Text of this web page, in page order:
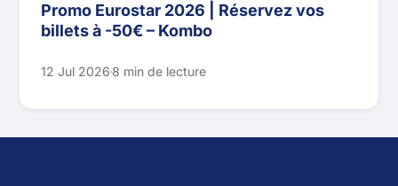
Promo Eurostar 2026 | Réservez vos
billets à -50€ – Kombo
12 Jul 20268 min de lecture